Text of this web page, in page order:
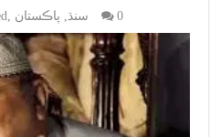
, سنڌ, پاڪستان 0